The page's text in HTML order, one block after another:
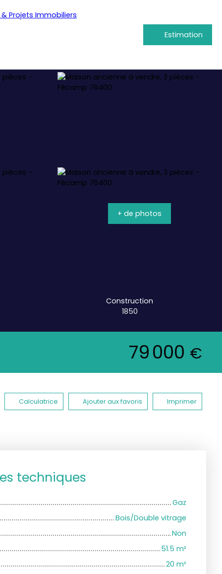
Estimation
+ de photos
Construction
1850
79 000 €
Calculatrice Ajouter aux favoris Imprimer
techniques
Gaz
Bois/Double vitrage
Non
51.5 m²
20 m²